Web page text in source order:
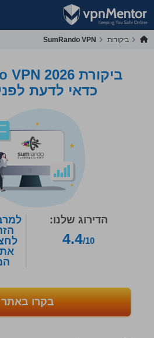
ביקורות SumRando VPN
כדאי לדעת
הדירוג שלנו:
4.4/10
בקרו